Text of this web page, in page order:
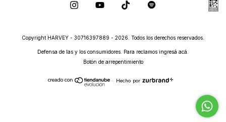
Copyright HARVEY - 30716397889 - 2026. Todos los derechos reservados.
Defensa de las y los consumidores. Para reclamos ingresá acá.
Botón de arrepentimiento
Hecho por